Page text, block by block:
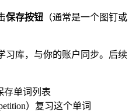
保存按钮 （通常是一个图钉或
习库，与你的账户同步。后续
存单词列表
）复习这个单词